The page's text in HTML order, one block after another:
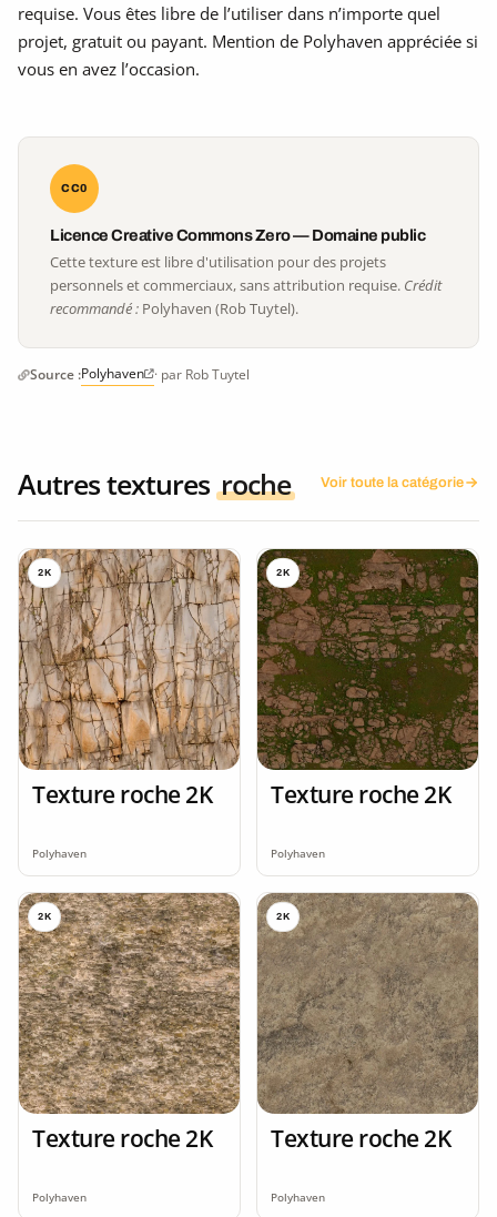
requise. Vous êtes libre de l’utiliser dans n’importe quel
projet, gratuit ou payant. Mention de Polyhaven appréciée si
vous en avez l’occasion.
CC0
Licence Creative Commons Zero — Domaine public
Cette texture est libre d'utilisation pour des projets
personnels et commerciaux, sans attribution requise. Crédit
recommandé : Polyhaven (Rob Tuytel).
Source :Polyhaven · par Rob Tuytel
Autres textures roche Voir toute la catégorie
2K
Texture roche 2K
Polyhaven
2K
Texture roche 2K
Polyhaven
2K
Texture roche 2K
Polyhaven
2K
Texture roche 2K
Polyhaven